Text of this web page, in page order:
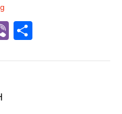
Viber